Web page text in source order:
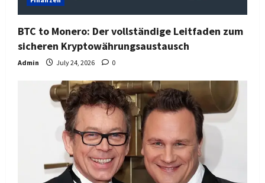
BTC to Monero: Der vollständige Leitfaden zum
sicheren Kryptowährungsaustausch
Admin July 24, 2026 0